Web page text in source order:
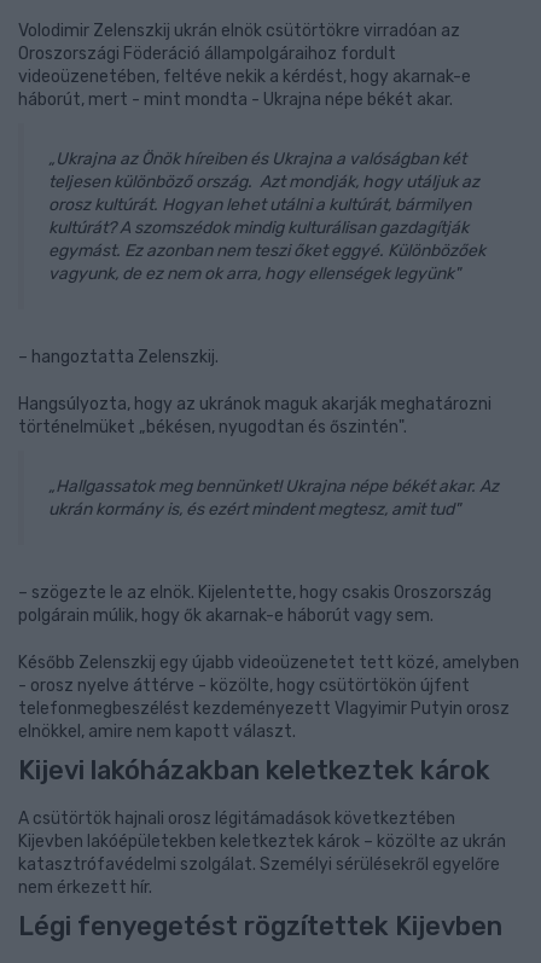
Volodimir Zelenszkij ukrán elnök csütörtökre virradóan az
Oroszországi Föderáció állampolgáraihoz fordult
videoüzenetében, feltéve nekik a kérdést, hogy akarnak-e
háborút, mert - mint mondta - Ukrajna népe békét akar.
„Ukrajna az Önök híreiben és Ukrajna a valóságban két
teljesen különböző ország. Azt mondják, hogy utáljuk az
orosz kultúrát. Hogyan lehet utálni a kultúrát, bármilyen
kultúrát? A szomszédok mindig kulturálisan gazdagítják
egymást. Ez azonban nem teszi őket eggyé. Különbözőek
vagyunk, de ez nem ok arra, hogy ellenségek legyünk"
– hangoztatta Zelenszkij.
Hangsúlyozta, hogy az ukránok maguk akarják meghatározni
történelmüket „békésen, nyugodtan és őszintén".
„Hallgassatok meg bennünket! Ukrajna népe békét akar. Az
ukrán kormány is, és ezért mindent megtesz, amit tud"
– szögezte le az elnök. Kijelentette, hogy csakis Oroszország
polgárain múlik, hogy ők akarnak-e háborút vagy sem.
Később Zelenszkij egy újabb videoüzenetet tett közé, amelyben
- orosz nyelve áttérve - közölte, hogy csütörtökön újfent
telefonmegbeszélést kezdeményezett Vlagyimir Putyin orosz
elnökkel, amire nem kapott választ.
Kijevi lakóházakban keletkeztek károk
A csütörtök hajnali orosz légitámadások következtében
Kijevben lakóépületekben keletkeztek károk – közölte az ukrán
katasztrófavédelmi szolgálat. Személyi sérülésekről egyelőre
nem érkezett hír.
Légi fenyegetést rögzítettek Kijevben